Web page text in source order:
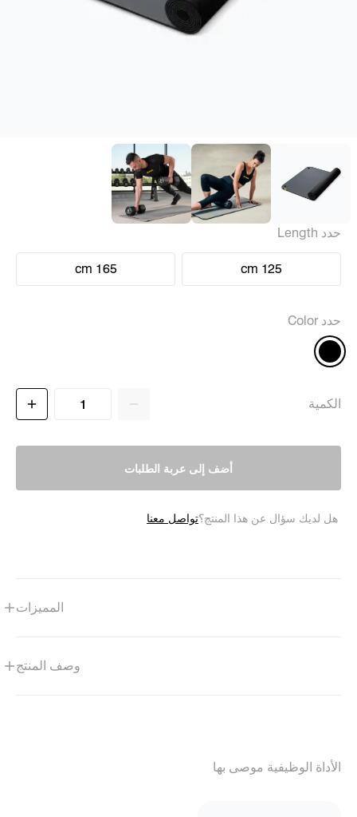
حدد Length
125 cm
165 cm
حدد Color
الكمية
أضف إلى عربة الطلبات
هل لديك سؤال عن هذا المنتج؟تواصل معنا
المميزات
وصف المنتج
الأداة الوظيفية موصى بها